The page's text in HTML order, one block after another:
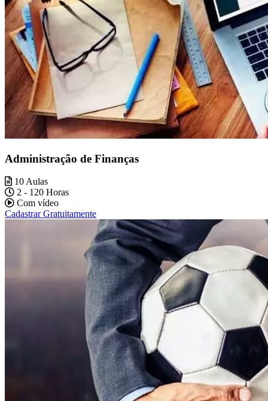
Administração de Finanças
10 Aulas
2 - 120 Horas
Com vídeo
Cadastrar Gratuitamente